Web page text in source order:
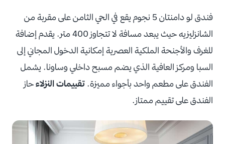
فندق لو دامنتان 5 نجوم يقع في الحي الثامن على مقربة من
الشانزليزيه حيث يبعد مسافة لا تتجاوز 400 متر. يقدم إضافة
للغرف والأجنحة الملكية العصرية إمكانية الدخول المجاني إلى
السبا ومركز العافية الذي يضم مسبح داخلي وساونا. يشمل
الفندق على مطعم واحد بأجواء مميزة. تقييمات النزلاءحاز
الفندق على تقييم ممتاز.